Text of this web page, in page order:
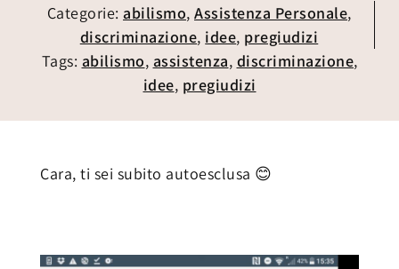
Categorie: abilismo, Assistenza Personale,
discriminazione, idee, pregiudizi
Tags: abilismo, assistenza, discriminazione,
idee, pregiudizi
Cara, ti sei subito autoesclusa 😊